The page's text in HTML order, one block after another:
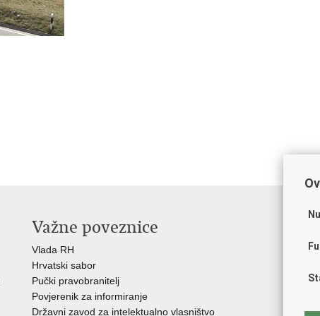
Važne poveznice
Vlada RH
Hrvatski sabor
Pučki pravobranitelj
Povjerenik za informiranje
Državni zavod za intelektualno vlasništvo